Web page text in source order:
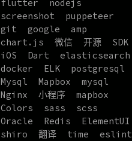
flutter
nodejs
screenshot
puppeteer
git
google
amp
chart.js
微信 开源
SDK
iOS
Dart
elasticsearch
docker
ELK
postgresql
Mysql
Mapbox
mysql
Nginx
小程序
mapbox
Colors
sass
scss
Oracle
Redis
ElementUI
shiro
翻译 time
eslint